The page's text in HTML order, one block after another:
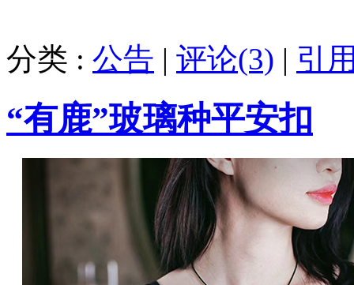
分类 : 公告 | 评论(3) | 引
“有鹿”玻璃种平安扣